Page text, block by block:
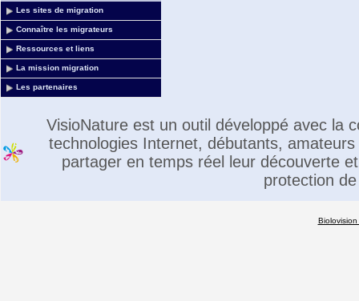
Les sites de migration
Connaître les migrateurs
Ressources et liens
La mission migration
Les partenaires
VisioNature est un outil développé avec la
technologies Internet, débutants,
partager en temps réel leur découverte
protection
Biolovision